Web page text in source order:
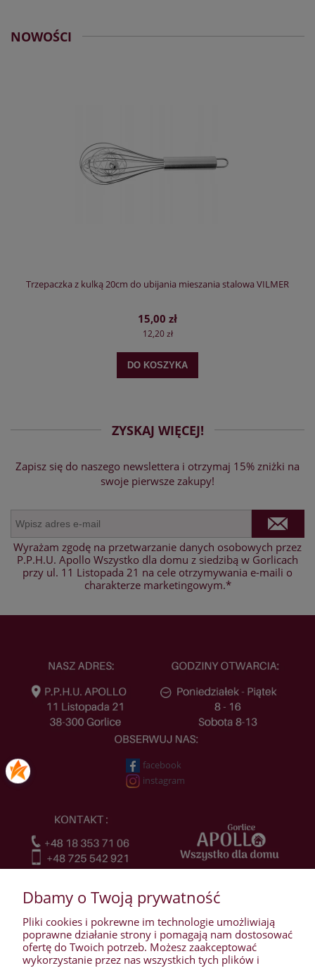
NOWOŚCI
Trzepaczka z kulką 20cm do ubijania mieszania stalowa VILMER
15,00 zł
12,20 zł
DO KOSZYKA
ZYSKAJ WIĘCEJ!
Zapisz się do naszego newslettera i otrzymaj 15% zniżki na
swoje pierwsze zakupy!
Wyrażam zgodę na przetwarzanie danych osobowych przez
P.P.H.U. Apollo Wszystko dla domu z siedzibą w Gorlicach
przy ul. 11 Listopada 21 na cele otrzymywania e-maili o
charakterze marketingowym.*
facebook
instagram
Dbamy o Twoją prywatność
Pliki cookies i pokrewne im technologie umożliwiają
poprawne działanie strony i pomagają nam dostosować
ofertę do Twoich potrzeb. Możesz zaakceptować
wykorzystanie przez nas wszystkich tych plików i